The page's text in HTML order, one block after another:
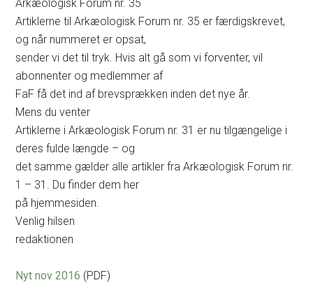
Arkæologisk Forum nr. 35
Artiklerne til Arkæologisk Forum nr. 35 er færdigskrevet,
og når nummeret er opsat,
sender vi det til tryk. Hvis alt gå som vi forventer, vil
abonnenter og medlemmer af
FaF få det ind af brevsprækken inden det nye år.
Mens du venter
Artiklerne i Arkæologisk Forum nr. 31 er nu tilgængelige i
deres fulde længde – og
det samme gælder alle artikler fra Arkæologisk Forum nr.
1 – 31. Du finder dem her
på hjemmesiden.
Venlig hilsen
redaktionen
Nyt nov 2016 (PDF)